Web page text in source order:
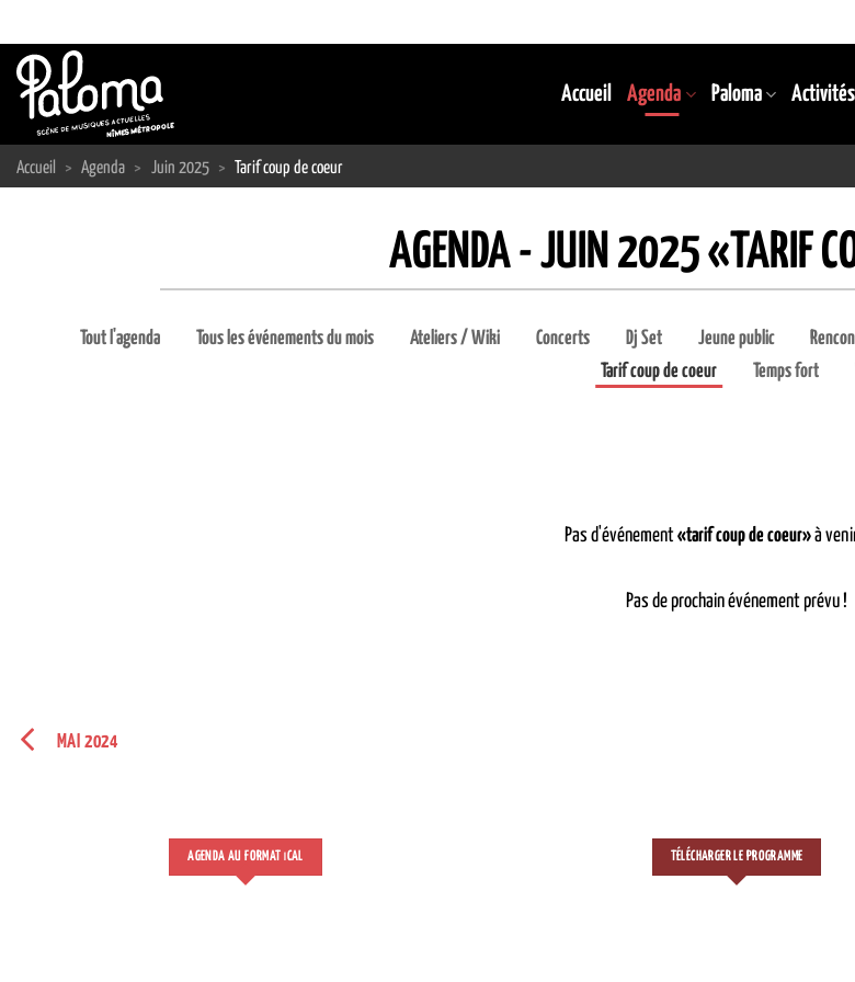
au
contenu
Accueil Agenda Paloma Activités
Accueil > Agenda > Juin 2025 > Tarif coup de coeur
AGENDA - JUIN 2025 «TARIF
Tout l'agenda Tous les événements du mois Ateliers / Wiki Concerts Dj Set Jeune public
Tarif coup de coeur
Temps fort
Pas d'événement«tarif coup de coeur»à
Pas de prochain événement prévu !
MAI 2024
AGENDA AU FORMAT CAL TÉLÉCHARGER LE PROGRAMME